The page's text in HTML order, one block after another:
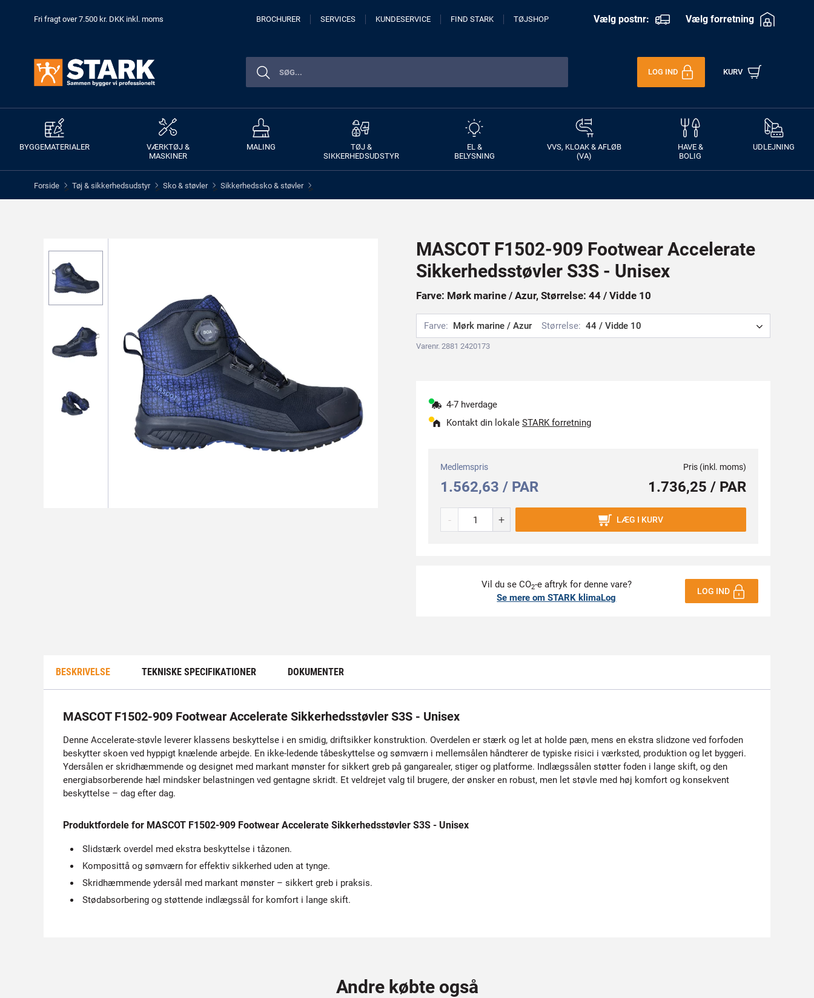
Fri fragt over 7.500 kr. DKK inkl. moms BROCHURER SERVICES KUNDESERVICE FIND STARK TØJSHOP Vælg postnr: Vælg forretning
LOG IND KURV
BYGGEMATERIALER
VÆRKTØJ &
MASKINER
MALING
TØJ &
SIKKERHEDSUDSTYR
EL &
BELYSNING
VVS, KLOAK & AFLØB
(VA)
HAVE &
BOLIG
UDLEJNING
Forside > Tøj & sikkerhedsudstyr > Sko & støvler > Sikkerhedssko & støvler >
MASCOT F1502-909 Footwear Accelerate
Sikkerhedsstøvler S3S - Unisex
Farve: Mørk marine / Azur, Størrelse: 44 / Vidde 10
Farve: Mørk marine / Azur Størrelse: 44 / Vidde 10
Varenr. 2881 2420173
4-7 hverdage
Kontakt din lokale STARK forretning
Medlemspris
1.562,63 / PAR
Pris (inkl. moms)
1.736,25 / PAR
- + LÆG I KURV
Vil du se CO2-e aftryk for denne vare?
Se mere om STARK klimaLog
LOG IND
BESKRIVELSE TEKNISKE SPECIFIKATIONER DOKUMENTER
MASCOT F1502-909 Footwear Accelerate Sikkerhedsstøvler S3S - Unisex
Denne Accelerate-støvle leverer klassens beskyttelse i en smidig, driftsikker konstruktion. Overdelen er stærk og let at holde pæn, mens en ekstra slidzone ved forfoden
beskytter skoen ved hyppigt knælende arbejde. En ikke-ledende tåbeskyttelse og sømværn i mellemsålen håndterer de typiske risici i værksted, produktion og let byggeri.
Ydersålen er skridhæmmende og designet med markant mønster for sikkert greb på gangarealer, stiger og platforme. Indlægssålen støtter foden i lange skift, og den
energiabsorberende hæl mindsker belastningen ved gentagne skridt. Et veldrejet valg til brugere, der ønsker en robust, men let støvle med høj komfort og konsekvent
beskyttelse – dag efter dag.
Produktfordele for MASCOT F1502-909 Footwear Accelerate Sikkerhedsstøvler S3S - Unisex
Slidstærk overdel med ekstra beskyttelse i tåzonen.
Komposittå og sømværn for effektiv sikkerhed uden at tynge.
Skridhæmmende ydersål med markant mønster – sikkert greb i praksis.
Stødabsorbering og støttende indlægssål for komfort i lange skift.
Andre købte også